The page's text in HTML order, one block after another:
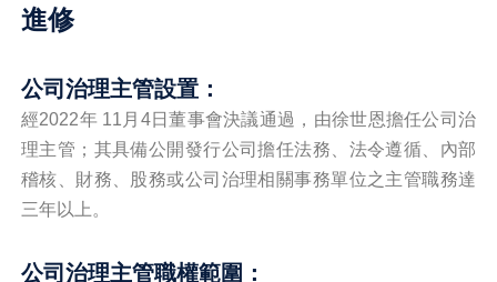
進修
公司治理主管設置：
經2022年 11月4日董事會決議通過，由徐世恩擔任公司治
理主管；其具備公開發行公司擔任法務、法令遵循、內部
稽核、財務、股務或公司治理相關事務單位之主管職務達
三年以上。
公司治理主管職權範圍：